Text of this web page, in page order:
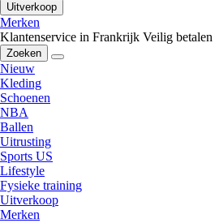
Uitverkoop
Merken
Klantenservice in Frankrijk Veilig betalen
Zoeken
Nieuw
Kleding
Schoenen
NBA
Ballen
Uitrusting
Sports US
Lifestyle
Fysieke training
Uitverkoop
Merken